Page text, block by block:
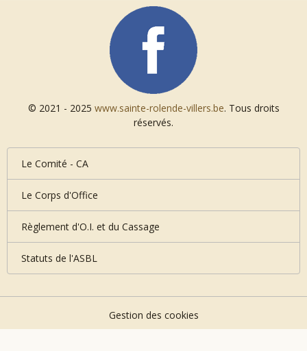
© 2021 - 2025 www.sainte-rolende-villers.be. Tous droits
réservés.
Le Comité - CA
Le Corps d'Office
Règlement d'O.I. et du Cassage
Statuts de l'ASBL
Gestion des cookies